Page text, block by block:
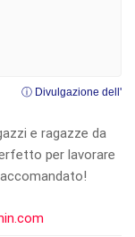
ⓘ Divulgazione dell'
e ragazze da
per lavorare